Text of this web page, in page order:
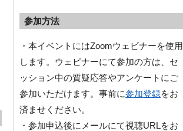
参加方法
・本イベントにはZoomウェビナーを使用
します。ウェビナーにて参加の方は、セ
ッション中の質疑応答やアンケートにご
参加いただけます。事前に参加登録をお
済ませください。
・参加申込後にメールにて視聴URLをお